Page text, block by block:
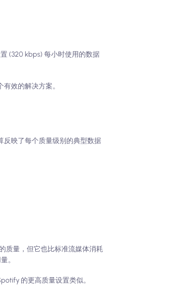
(320 kbps) 每小时使用的数据
效的解决方案。
反映了每个质量级别的典型数据
质量，但它也比标准流媒体消耗
。
的更高质量设置类似。